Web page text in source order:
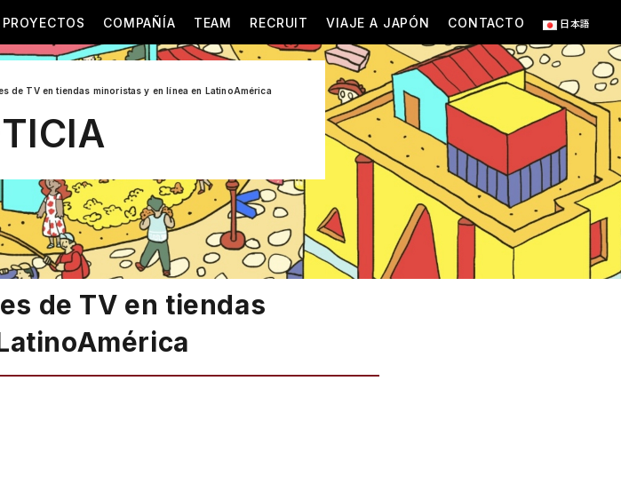
PROYECTOS COMPAÑÍA TEAM RECRUIT VIAJE A JAPÓN CONTACTO 日本語
de TV en tiendas minoristas y en línea en LatinoAmérica
de TV en tiendas